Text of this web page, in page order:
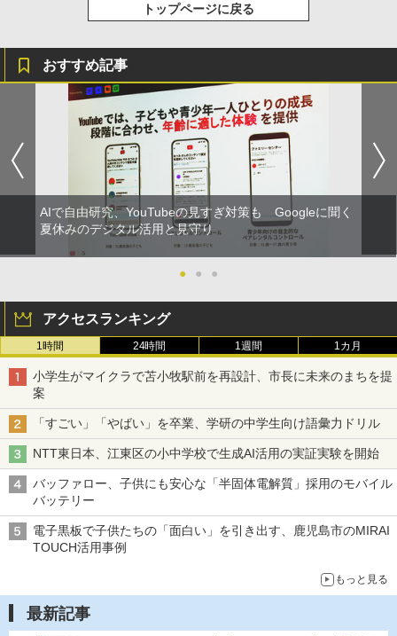
トップページに戻る
おすすめ記事
AIで自由研究、YouTubeの見すぎ対策も Googleに聞く
夏休みのデジタル活用と見守り
● ● ●
アクセスランキング
1時間 24時間 1週間 1カ月
小学生がマイクラで苫小牧駅前を再設計、市長に未来のまちを提
案
「すごい」「やばい」を卒業、学研の中学生向け語彙力ドリル
NTT東日本、江東区の小中学校で生成AI活用の実証実験を開始
バッファロー、子供にも安心な「半固体電解質」採用のモバイル
バッテリー
電子黒板で子供たちの「面白い」を引き出す、鹿児島市のMIRAI
TOUCH活用事例
もっと見る
最新記事